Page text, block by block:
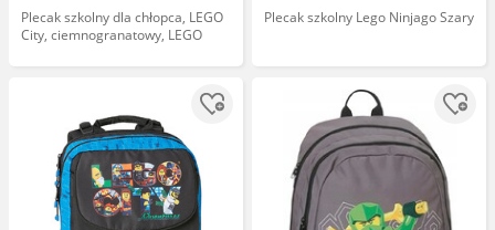
Plecak szkolny dla chłopca, LEGO
City, ciemnogranatowy, LEGO
Plecak szkolny Lego Ninjago Szary